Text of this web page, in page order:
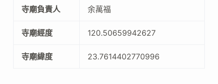
寺廟負責人 余萬福
寺廟經度 120.50659942627
寺廟緯度 23.7614402770996